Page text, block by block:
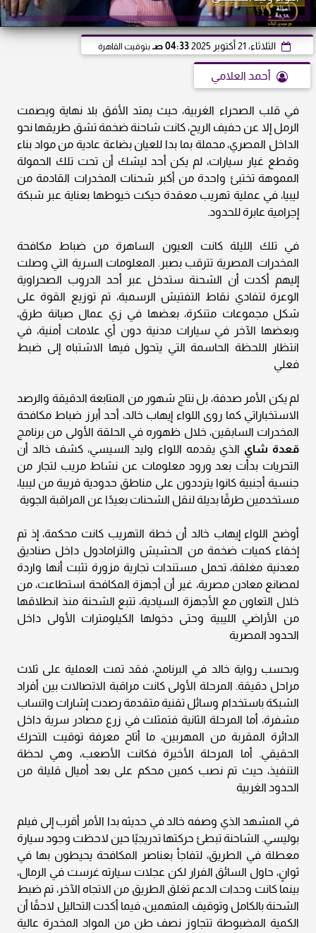
الثلاثاء، 21 أكتوبر 2025 04:33 صـ بتوقيت القاهرة
أحمد العلامي
في قلب الصحراء الغربية، حيث يمتد الأفق بلا نهاية ويصمت
الرمل إلا عن حفيف الريح، كانت شاحنة ضخمة تشق طريقها نحو
الداخل المصري، محملة بما بدا للعيان بضاعة عادية من مواد بناء
وقطع غيار سيارات، لم يكن أحد ليشك أن تحت تلك الحمولة
المموهة تختبئ واحدة من أكبر شحنات المخدرات القادمة من
ليبيا، في عملية تهريب معقدة حيكت خيوطها بعناية عبر شبكة
إجرامية عابرة للحدود.
في تلك الليلة كانت العيون الساهرة من ضباط مكافحة
المخدرات المصرية تترقب بصبر. المعلومات السرية التي وصلت
إليهم أكدت أن الشحنة ستدخل عبر أحد الدروب الصحراوية
الوعرة لتفادي نقاط التفتيش الرسمية، تم توزيع القوة على
شكل مجموعات متنكرة، بعضها في زي عمال صيانة طرق،
وبعضها الآخر في سيارات مدنية دون أي علامات أمنية، في
انتظار اللحظة الحاسمة التي يتحول فيها الاشتباه إلى ضبط
فعلي
لم يكن الأمر صدفة، بل نتاج شهور من المتابعة الدقيقة والرصد
الاستخباراتي كما روى اللواء إيهاب خالد، أحد أبرز ضباط مكافحة
المخدرات السابقين، خلال ظهوره في الحلقة الأولى من برنامج
قعدة شاي الذي يقدمه اللواء وليد السيسي، كشف خالد أن
التحريات بدأت بعد ورود معلومات عن نشاط مريب لتجار من
جنسية أجنبية كانوا يترددون على مناطق حدودية قريبة من ليبيا،
مستخدمين طرقًا بديلة لنقل الشحنات بعيدًا عن المراقبة الجوية
أوضح اللواء إيهاب خالد أن خطة التهريب كانت محكمة، إذ تم
إخفاء كميات ضخمة من الحشيش والترامادول داخل صناديق
معدنية مغلقة، تحمل مستندات تجارية مزورة تثبت أنها واردة
لمصانع معادن مصرية، غير أن أجهزة المكافحة استطاعت، من
خلال التعاون مع الأجهزة السيادية، تتبع الشحنة منذ انطلاقها
من الأراضي الليبية وحتى دخولها الكيلومترات الأولى داخل
الحدود المصرية
وبحسب رواية خالد في البرنامج، فقد تمت العملية على ثلاث
مراحل دقيقة. المرحلة الأولى كانت مراقبة الاتصالات بين أفراد
الشبكة باستخدام وسائل تقنية متقدمة رصدت إشارات واتساب
مشفرة، أما المرحلة الثانية فتمثلت في زرع مصادر سرية داخل
الدائرة المقربة من المهربين، ما أتاح معرفة توقيت التحرك
الحقيقي. أما المرحلة الأخيرة فكانت الأصعب، وهي لحظة
التنفيذ، حيث تم نصب كمين محكم على بعد أميال قليلة من
الحدود الغربية
في المشهد الذي وصفه خالد في حديثه بدا الأمر أقرب إلى فيلم
بوليسي. الشاحنة تبطئ حركتها تدريجيًا حين لاحظت وجود سيارة
معطلة في الطريق، لتفاجأ بعناصر المكافحة يحيطون بها في
ثوانٍ، حاول السائق الفرار لكن عجلات سيارته غرست في الرمال،
بينما كانت وحدات الدعم تغلق الطريق من الاتجاه الآخر، تم ضبط
الشحنة بالكامل وتوقيف المتهمين، فيما أكدت التحاليل لاحقًا أن
الكمية المضبوطة تتجاوز نصف طن من المواد المخدرة عالية